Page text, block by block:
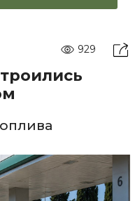
929